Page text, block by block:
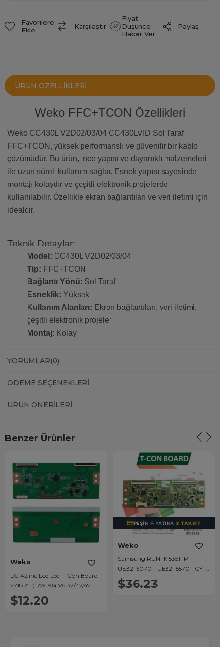
Favorilere
Ekle
Karşılaştır
Fiyat
Düşünce
Haber Ver
Paylaş
ÜRÜN ÖZELLIKLERI
Weko FFC+TCON Özellikleri
Weko CC430L V2D02/03/04 CC430LVID Sol Taraf
FFC+TCON, yüksek performanslı ve güvenilir bir kablo
çözümüdür. Bu ürün, ince yapısı ve dayanıklı malzemeleri
ile uzun süreli kullanım sağlar. Esnek yapısı sayesinde
montajı kolaydır ve çeşitli elektronik projelerde
kullanılabilir. Özellikle ekran bağlantıları ve veri iletimi için
idealdir.
Teknik Detaylar:
Model: CC430L V2D02/03/04
Tip: FFC+TCON
Bağlantı Yönü: Sol Taraf
Esneklik: Yüksek
Kullanım Alanları: Ekran bağlantıları, veri iletimi,
çeşitli elektronik projeler
Montaj: Kolay
YORUMLAR(0)
ÖDEME SEÇENEKLERI
ÜRÜN ÖNERILERI
Benzer Ürünler
Weko
LG 42 inc Lcd Led T-Con Board
2718 A1 (LA9196) V6 32/42/47
FHD TM120HZ_TETRA
$12.20
PEŞIN FIYATINA3 TAKSIT
Weko
Samsung RUNTK 5351TP -
UE32F5070 - UE32F5570 - CY-
HF320BGSV1H - Lcd Led T-CON
Board
$36.23